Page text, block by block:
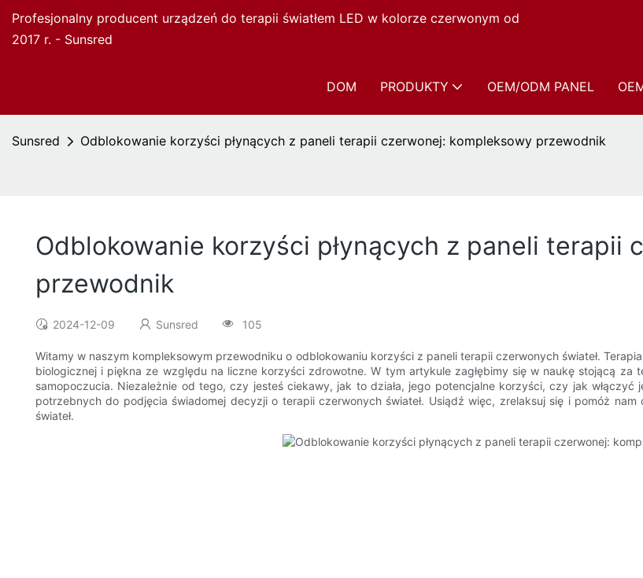
Profesjonalny producent urządzeń do terapii światłem LED w kolorze czerwonym od
2017 r. - Sunsred
DOM PRODUKTY OEM/ODM PANEL
Sunsred Odblokowanie korzyści płynących z paneli terapii czerwonej: kompleksowy przewodnik
Odblokowanie korzyści płynących z paneli terapii
przewodnik
2024-12-09 Sunsred 105
Witamy w naszym kompleksowym przewodniku o odblokowaniu korzyści z paneli terapii czerwonych świateł.
biologicznej i piękna ze względu na liczne korzyści zdrowotne. W tym artykule zagłębimy się w naukę stojącą
samopoczucia. Niezależnie od tego, czy jesteś ciekawy, jak to działa, jego potencjalne korzyści, czy jak
potrzebnych do podjęcia świadomej decyzji o terapii czerwonych świateł. Usiądź więc, zrelaksuj się i pomóż
świateł.